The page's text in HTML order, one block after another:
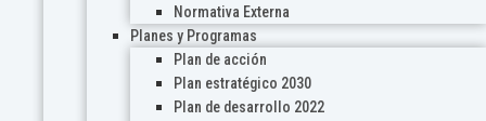
Normativa Externa
Planes y Programas
Plan de acción
Plan estratégico 2030
Plan de desarrollo 2022